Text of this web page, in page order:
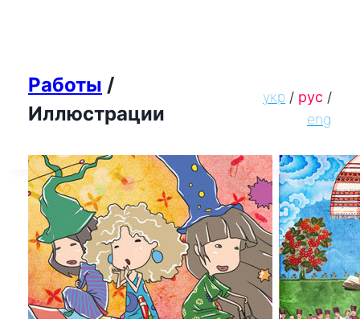
Работы /
Иллюстрации
укр / рус /
eng